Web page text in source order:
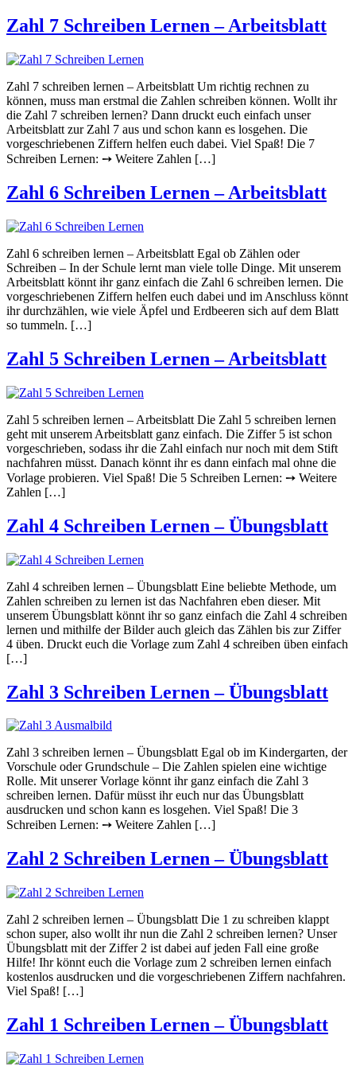
Zahl 7 Schreiben Lernen – Arbeitsblatt
Zahl 7 schreiben lernen – Arbeitsblatt Um richtig rechnen zu
können, muss man erstmal die Zahlen schreiben können. Wollt ihr
die Zahl 7 schreiben lernen? Dann druckt euch einfach unser
Arbeitsblatt zur Zahl 7 aus und schon kann es losgehen. Die
vorgeschriebenen Ziffern helfen euch dabei. Viel Spaß! Die 7
Schreiben Lernen: ➙ Weitere Zahlen […]
Zahl 6 Schreiben Lernen – Arbeitsblatt
Zahl 6 schreiben lernen – Arbeitsblatt Egal ob Zählen oder
Schreiben – In der Schule lernt man viele tolle Dinge. Mit unserem
Arbeitsblatt könnt ihr ganz einfach die Zahl 6 schreiben lernen. Die
vorgeschriebenen Ziffern helfen euch dabei und im Anschluss könnt
ihr durchzählen, wie viele Äpfel und Erdbeeren sich auf dem Blatt
so tummeln. […]
Zahl 5 Schreiben Lernen – Arbeitsblatt
Zahl 5 schreiben lernen – Arbeitsblatt Die Zahl 5 schreiben lernen
geht mit unserem Arbeitsblatt ganz einfach. Die Ziffer 5 ist schon
vorgeschrieben, sodass ihr die Zahl einfach nur noch mit dem Stift
nachfahren müsst. Danach könnt ihr es dann einfach mal ohne die
Vorlage probieren. Viel Spaß! Die 5 Schreiben Lernen: ➙ Weitere
Zahlen […]
Zahl 4 Schreiben Lernen – Übungsblatt
Zahl 4 schreiben lernen – Übungsblatt Eine beliebte Methode, um
Zahlen schreiben zu lernen ist das Nachfahren eben dieser. Mit
unserem Übungsblatt könnt ihr so ganz einfach die Zahl 4 schreiben
lernen und mithilfe der Bilder auch gleich das Zählen bis zur Ziffer
4 üben. Druckt euch die Vorlage zum Zahl 4 schreiben üben einfach
[…]
Zahl 3 Schreiben Lernen – Übungsblatt
Zahl 3 schreiben lernen – Übungsblatt Egal ob im Kindergarten, der
Vorschule oder Grundschule – Die Zahlen spielen eine wichtige
Rolle. Mit unserer Vorlage könnt ihr ganz einfach die Zahl 3
schreiben lernen. Dafür müsst ihr euch nur das Übungsblatt
ausdrucken und schon kann es losgehen. Viel Spaß! Die 3
Schreiben Lernen: ➙ Weitere Zahlen […]
Zahl 2 Schreiben Lernen – Übungsblatt
Zahl 2 schreiben lernen – Übungsblatt Die 1 zu schreiben klappt
schon super, also wollt ihr nun die Zahl 2 schreiben lernen? Unser
Übungsblatt mit der Ziffer 2 ist dabei auf jeden Fall eine große
Hilfe! Ihr könnt euch die Vorlage zum 2 schreiben lernen einfach
kostenlos ausdrucken und die vorgeschriebenen Ziffern nachfahren.
Viel Spaß! […]
Zahl 1 Schreiben Lernen – Übungsblatt